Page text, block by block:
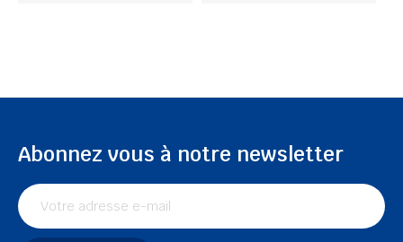
Abonnez vous à notre newsletter